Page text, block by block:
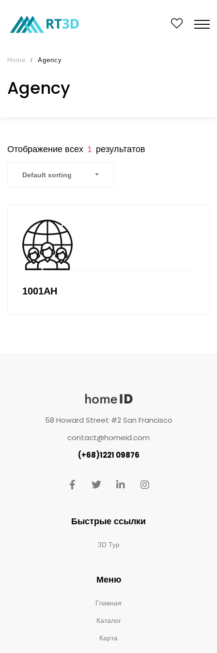
Home Agency
Agency
Отображение всех 1 результатов
Default sorting
1001АН
58 Howard Street #2 San Francisco
contact@homeid.com
(+68)1221 09876
Быстрые ссылки
3D Тур
Меню
Главная
Каталог
Карта